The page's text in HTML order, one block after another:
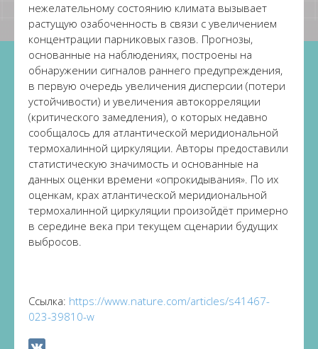
нежелательному состоянию климата вызывает
растущую озабоченность в связи с увеличением
концентрации парниковых газов. Прогнозы,
основанные на наблюдениях, построены на
обнаружении сигналов раннего предупреждения,
в первую очередь увеличения дисперсии (потери
устойчивости) и увеличения автокорреляции
(критического замедления), о которых недавно
сообщалось для атлантической меридиональной
термохалинной циркуляции. Авторы предоставили
статистическую значимость и основанные на
данных оценки времени «опрокидывания». По их
оценкам, крах атлантической меридиональной
термохалинной циркуляции произойдёт примерно
в середине века при текущем сценарии будущих
выбросов.
Ссылка: https://www.nature.com/articles/s41467-
023-39810-w